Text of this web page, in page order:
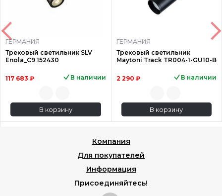
ГЕРМАНИЯ
Трековый светильник SLV
Enola_C9 152430
117 683 ₽ В наличии
В корзину
ГЕРМАНИЯ
Трековый светильник
Maytoni Track TR004-1-GU10-B
2 290 ₽ В наличии
В корзину
Компания
Для покупателей
Информация
Присоединяйтесь!